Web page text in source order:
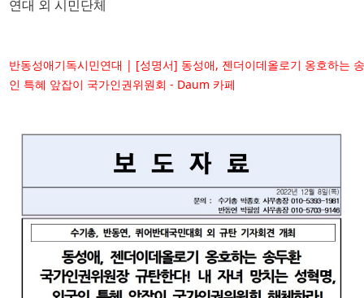
연대 외 시민단체
반동성애기독시민연대 | [성명서] 동성애, 젠더이데올로기 옹호하는
인 특혜 앞잡이 국가인권위원회 - Daum 카페